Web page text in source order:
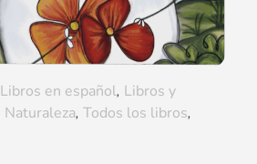
Libros en español, Libros y
Naturaleza, Todos los libros,